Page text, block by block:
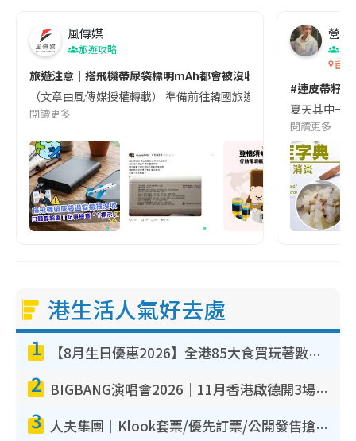
風傳媒
旅遊攻略
旅遊注意｜搭飛機帶尿袋標明mAh都會被沒收😱出發前切記檢查
（文章由風傳媒授權轉載） 準備前往韓國旅遊的民眾，近期要
閱讀更多
營養
香港
#連皮帶籽
夏天其中一
閱讀更多
港生活人氣好去處
1 【8月生日優惠2026】全港85大食買玩著數攻略 自助餐/火鍋放題同行免費＋誠品/DONKI送現金券
2 BIGBANG演唱會2026｜11月香港啟德開3場！實名制VIP申請、優先購票攻略
3 人夫集團｜Klook套票/優先訂票/公開發售搶飛攻略！附票價.購票連結.場地座位表